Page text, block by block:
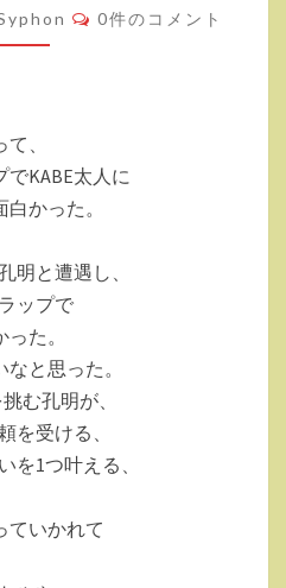
明」
観
て
想。
コ
メ
0件のコメント
、
KABE太人に
かった。
明と遭遇し、
ップで
た。
と思った。
む孔明が、
を受ける、
を1つ叶える、
ていかれて